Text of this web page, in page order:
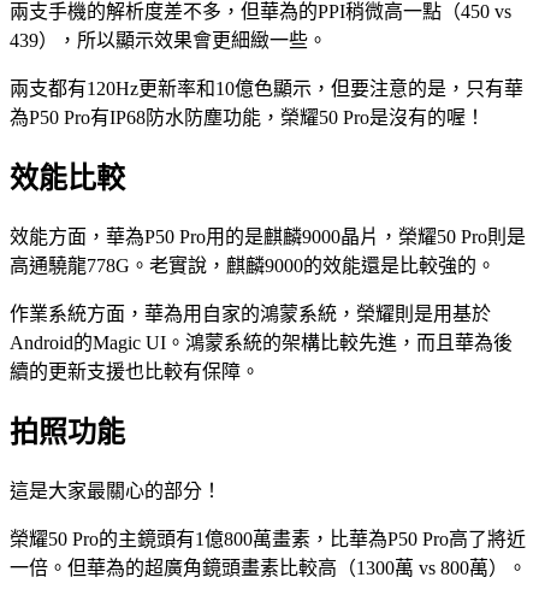
兩支手機的解析度差不多，但華為的PPI稍微高一點（450 vs
439），所以顯示效果會更細緻一些。
兩支都有120Hz更新率和10億色顯示，但要注意的是，只有華
為P50 Pro有IP68防水防塵功能，榮耀50 Pro是沒有的喔！
效能比較
效能方面，華為P50 Pro用的是麒麟9000晶片，榮耀50 Pro則是
高通驍龍778G。老實說，麒麟9000的效能還是比較強的。
作業系統方面，華為用自家的鴻蒙系統，榮耀則是用基於
Android的Magic UI。鴻蒙系統的架構比較先進，而且華為後
續的更新支援也比較有保障。
拍照功能
這是大家最關心的部分！
榮耀50 Pro的主鏡頭有1億800萬畫素，比華為P50 Pro高了將近
一倍。但華為的超廣角鏡頭畫素比較高（1300萬 vs 800萬）。